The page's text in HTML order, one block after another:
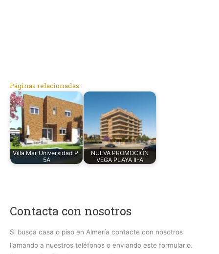
Páginas relacionadas:
Villa Mar Universidad P-
5A
NUEVA PROMOCIÓN
VEGA PLAYA II-A
Contacta con nosotros
Si busca casa o piso en Almería contacte con nosotros
llamando a nuestros teléfonos o enviando este formulario.